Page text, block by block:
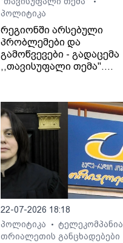
•
პოლიტიკა
რეგიონში არსებული
პრობლემები და
გამოწვევები - გადაცემა
,,თავისუფალი თემა".
22-07-2026 18:18
პოლიტიკა
• ტელეკომპანია
თრიალეთის განცხადებები